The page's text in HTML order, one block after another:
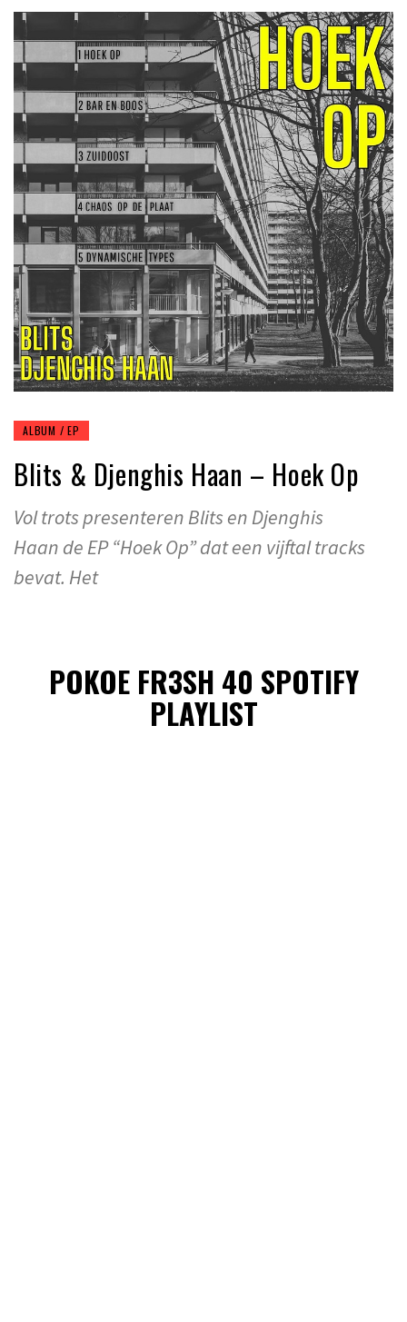
ALBUM / EP
Blits & Djenghis Haan – Hoek Op
Vol trots presenteren Blits en Djenghis
Haan de EP “Hoek Op” dat een vijftal tracks
bevat. Het
POKOE FR3SH 40 SPOTIFY
PLAYLIST